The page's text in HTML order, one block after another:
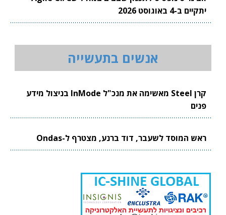
יתקיים ב-4 באוגוסט 2026
אנשים בתעשייה
קרן Steel מאשימה את מנכ"ל InMode בניצול מידע
פנים
ראש המוסד לשעבר, דוד ברנע, מצטרף ל-Ondas